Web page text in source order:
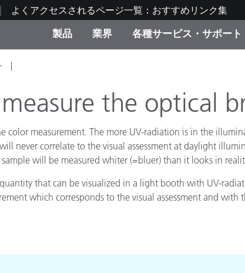
よくアクセスされるページ一覧：おすすめリンク集
製品
キ
機材
業界
テキスタイル
リ
消費
各種サービス・サポート
ブランド体験センター
製品
the optical
color measurement. The more UV-radiation is in the
never correlate to the visual assessment at daylight
will be measured whiter (=bluer) than it looks in
that can be visualized in a light booth with UV-
which corresponds to the visual assessment and with